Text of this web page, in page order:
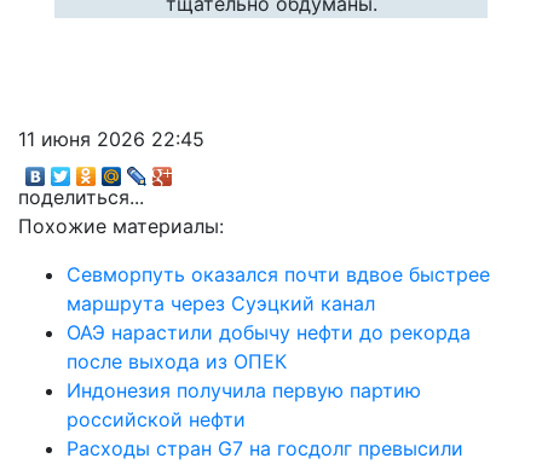
11 июня 2026 22:45
поделиться...
Похожие материалы:
Севморпуть оказался почти вдвое быстрее
маршрута через Суэцкий канал
ОАЭ нарастили добычу нефти до рекорда
после выхода из ОПЕК
Индонезия получила первую партию
российской нефти
Расходы стран G7 на госдолг превысили